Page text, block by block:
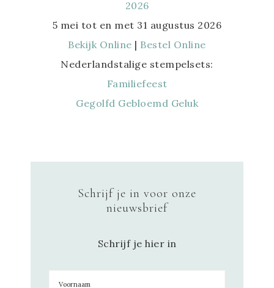
5 mei tot en met 31 augustus 2026
Bekijk Online | Bestel Online
Nederlandstalige stempelsets:
Familiefeest
Gegolfd Gebloemd Geluk
Schrijf je in voor onze
nieuwsbrief
Schrijf je hier in